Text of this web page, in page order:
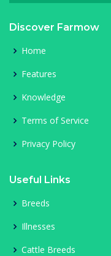
Discover Farmow
Home
Features
Knowledge
Terms of Service
Privacy Policy
Useful Links
Breeds
Illnesses
Cattle Breeds